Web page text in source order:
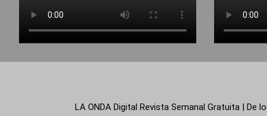
LA ONDA Digital Revista Semanal Gratuita |